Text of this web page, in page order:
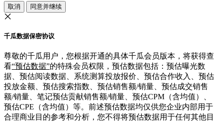
取消 同意并继续
千瓜数据保密协议
尊敬的千瓜用户，您根据开通的具体千瓜会员版本，将获得查
看“预估数据”的特殊会员权限，预估数据包括：预估曝光数
据、预估阅读数据、系统测算投放报价、预估合作收入、预估
投放金额、预估搜索指数、预估销售额/销量、预估成交销售
额/销量、笔记预估贡献销售额/销量、预估CPM（含均值）、
预估CPE（含均值）等。前述预估数据均仅供您企业内部用于
合理商业目的参考和分析，您不得将预估数据用于任何其他目